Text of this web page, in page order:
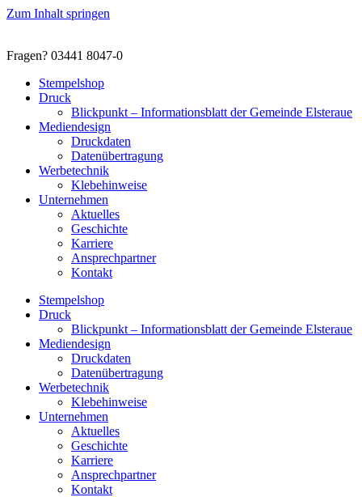
Zum Inhalt springen
Fragen? 03441 8047-0
Stempelshop
Druck
Blickpunkt – Informationsblatt der Gemeinde Elsteraue
Mediendesign
Druckdaten
Datenübertragung
Werbetechnik
Klebehinweise
Unternehmen
Aktuelles
Geschichte
Karriere
Ansprechpartner
Kontakt
Stempelshop
Druck
Blickpunkt – Informationsblatt der Gemeinde Elsteraue
Mediendesign
Druckdaten
Datenübertragung
Werbetechnik
Klebehinweise
Unternehmen
Aktuelles
Geschichte
Karriere
Ansprechpartner
Kontakt